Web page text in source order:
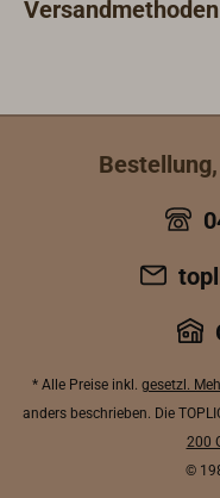
Versandmethoden
* Alle Preise inkl. gesetzl.
anders beschrieben. Die
200
©